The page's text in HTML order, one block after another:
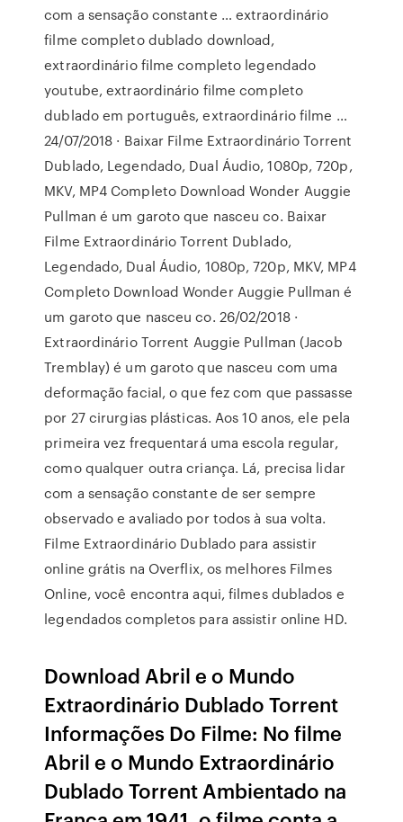
com a sensação constante … extraordinário
filme completo dublado download,
extraordinário filme completo legendado
youtube, extraordinário filme completo
dublado em português, extraordinário filme …
24/07/2018 · Baixar Filme Extraordinário Torrent
Dublado, Legendado, Dual Áudio, 1080p, 720p,
MKV, MP4 Completo Download Wonder Auggie
Pullman é um garoto que nasceu co. Baixar
Filme Extraordinário Torrent Dublado,
Legendado, Dual Áudio, 1080p, 720p, MKV, MP4
Completo Download Wonder Auggie Pullman é
um garoto que nasceu co. 26/02/2018 ·
Extraordinário Torrent Auggie Pullman (Jacob
Tremblay) é um garoto que nasceu com uma
deformação facial, o que fez com que passasse
por 27 cirurgias plásticas. Aos 10 anos, ele pela
primeira vez frequentará uma escola regular,
como qualquer outra criança. Lá, precisa lidar
com a sensação constante de ser sempre
observado e avaliado por todos à sua volta.
Filme Extraordinário Dublado para assistir
online grátis na Overflix, os melhores Filmes
Online, você encontra aqui, filmes dublados e
legendados completos para assistir online HD.
Download Abril e o Mundo
Extraordinário Dublado Torrent
Informações Do Filme: No filme
Abril e o Mundo Extraordinário
Dublado Torrent Ambientado na